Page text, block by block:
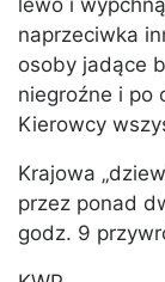
lewo i
naprzeciwka
osoby jadące
niegroźne i po
Kierowcy
Krajowa
przez ponad
godz. 9